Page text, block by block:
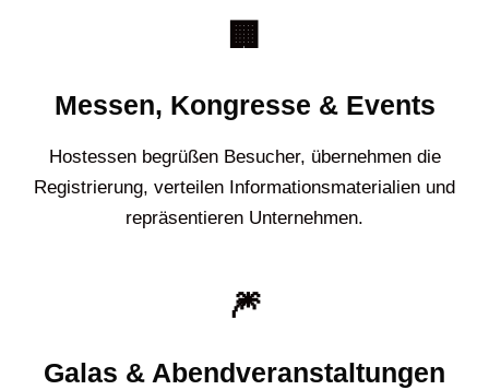
🏢
Messen, Kongresse & Events
Hostessen begrüßen Besucher, übernehmen die
Registrierung, verteilen Informationsmaterialien und
repräsentieren Unternehmen.
🎆
Galas & Abendveranstaltungen